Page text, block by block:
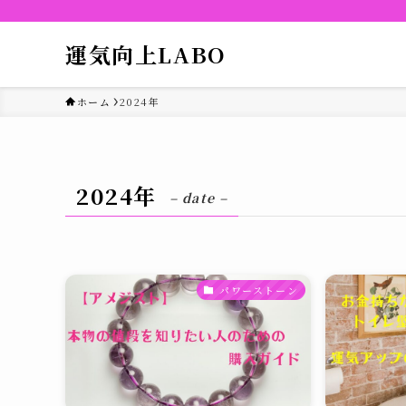
運気向上LABO
ホーム 2024年
2024年 – date –
パワーストーン